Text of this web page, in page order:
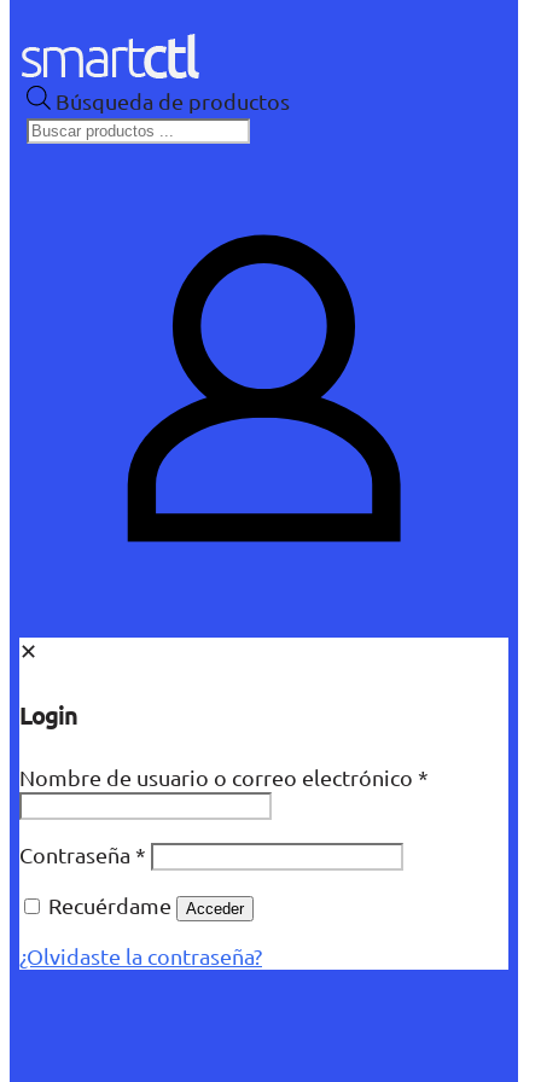
Búsqueda de productos
✕
Login
Nombre de usuario o correo electrónico *
Contraseña *
Recuérdame
Acceder
¿Olvidaste la contraseña?